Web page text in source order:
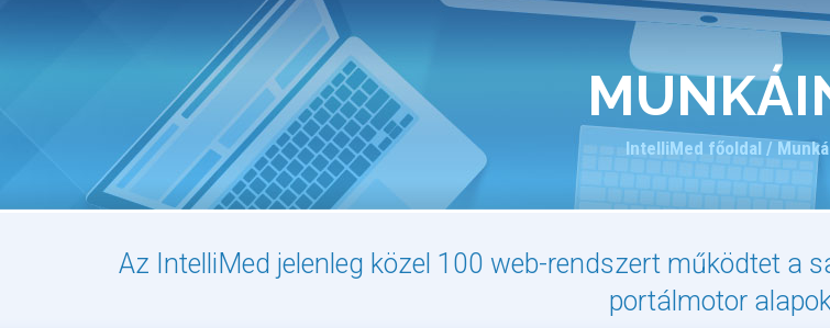
IntelliMed főoldal /
Az IntelliMed jelenleg közel 100 web-rendszert működtet a
portálmotor